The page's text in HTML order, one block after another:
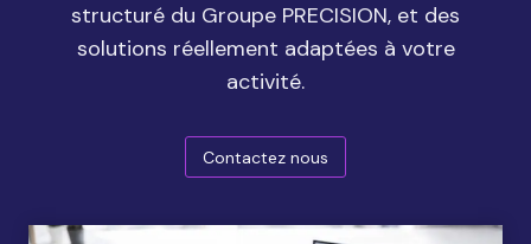
structuré du Groupe PRECISION, et des
solutions réellement adaptées à votre
activité.
Contactez nous